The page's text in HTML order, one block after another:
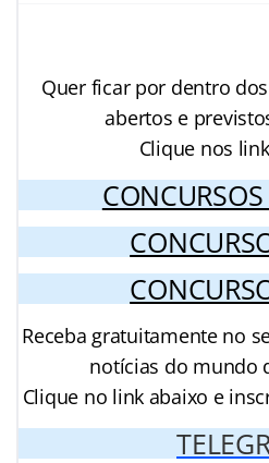
Quer ficar por dentro
abertos e
Clique nos
Receba gratuitamente no
notícias do mundo
Clique no link abaixo e